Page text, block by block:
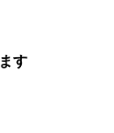
す